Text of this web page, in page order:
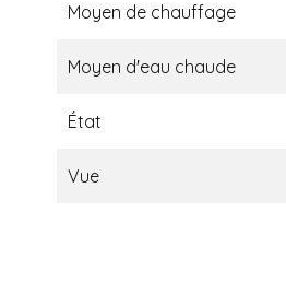
Moyen de chauffage
Moyen d'eau chaude
État
Vue